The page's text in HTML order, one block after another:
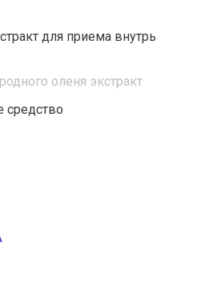
для приема внутрь
оленя экстракт
средство